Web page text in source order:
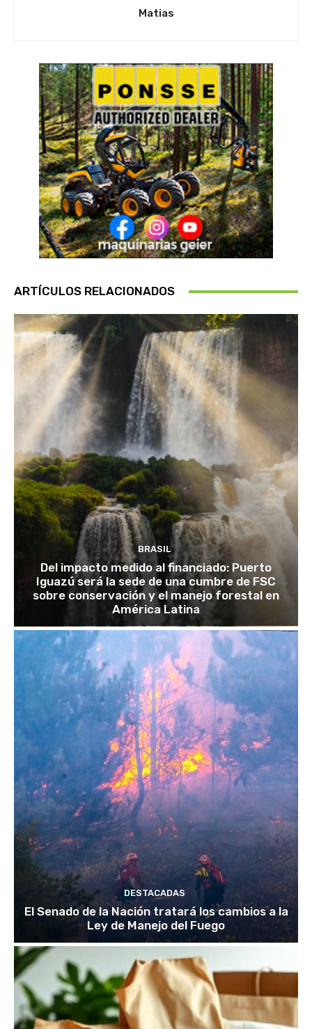
Matias
ARTÍCULOS RELACIONADOS
BRASIL
Del impacto medido al financiado: Puerto
Iguazú será la sede de una cumbre de FSC
sobre conservación y el manejo forestal en
América Latina
DESTACADAS
El Senado de la Nación tratará los cambios a la
Ley de Manejo del Fuego